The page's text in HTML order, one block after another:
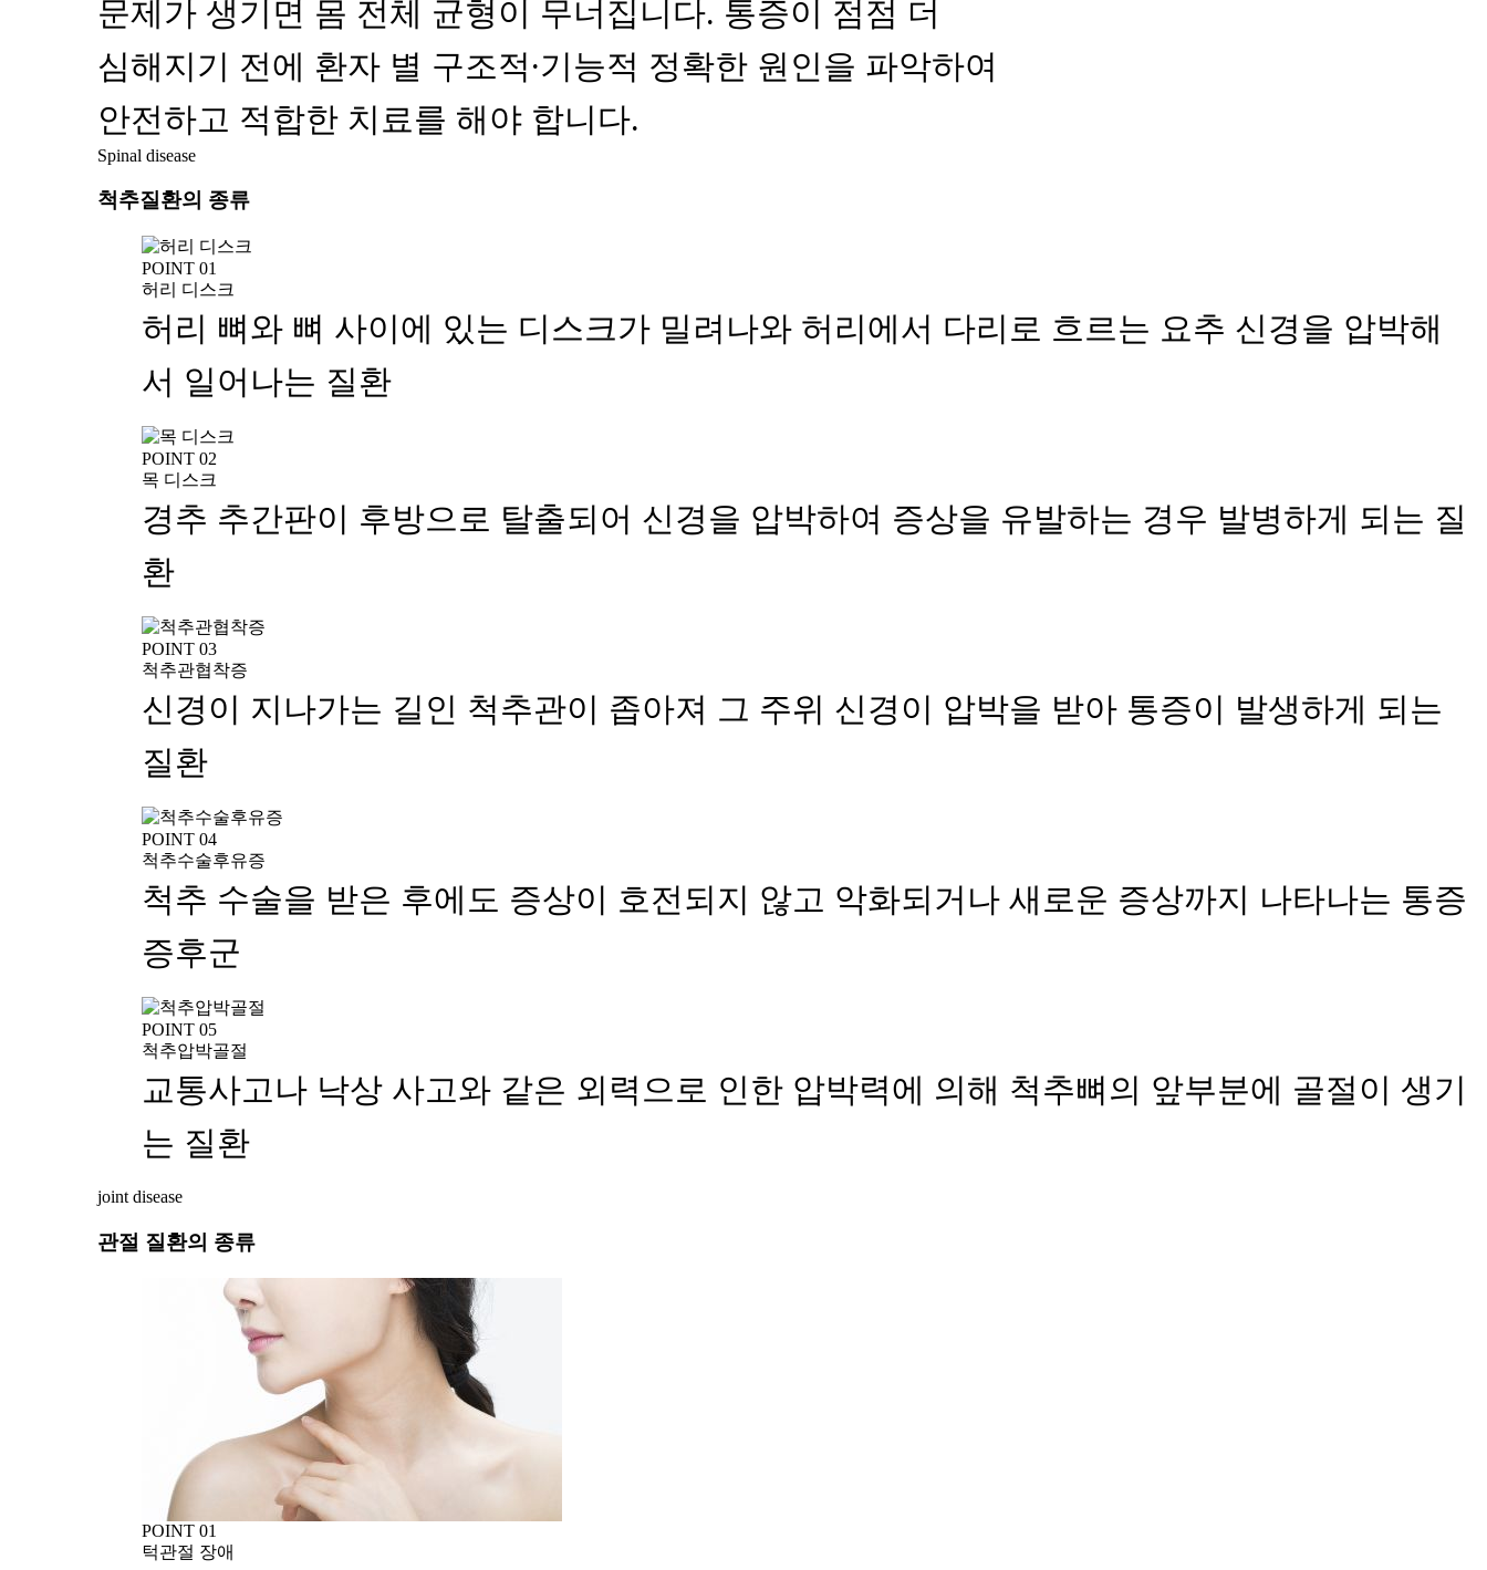
문제가 생기면 몸 전체 균형이 무너집니다. 통증이 점점 더
심해지기 전에 환자 별 구조적∙기능적 정확한 원인을 파악하여
안전하고 적합한 치료를 해야 합니다.
Spinal disease
척추질환의 종류
POINT 01
허리 디스크
허리 뼈와 뼈 사이에 있는 디스크가 밀려나와 허리에서 다리로 흐르는 요추 신경을 압박해
서 일어나는 질환
POINT 02
목 디스크
경추 추간판이 후방으로 탈출되어 신경을 압박하여 증상을 유발하는 경우 발병하게 되는 질
환
POINT 03
척추관협착증
신경이 지나가는 길인 척추관이 좁아져 그 주위 신경이 압박을 받아 통증이 발생하게 되는
질환
POINT 04
척추수술후유증
척추 수술을 받은 후에도 증상이 호전되지 않고 악화되거나 새로운 증상까지 나타나는 통증
증후군
POINT 05
척추압박골절
교통사고나 낙상 사고와 같은 외력으로 인한 압박력에 의해 척추뼈의 앞부분에 골절이 생기
는 질환
joint disease
관절 질환의 종류
POINT 01
턱관절 장애